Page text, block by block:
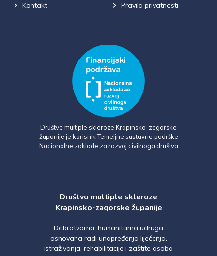
Društvo multiple skleroze Krapinsko-zagorske
županije je korisnik Temeljne sustavne podrške
Nacionalne zaklade za razvoj civilnoga društva
Kontakt Pravila privatnosti
Društvo multiple skleroze
Krapinsko-zagorske županije
Dobrotvorna, humanitarna udruga
osnovana radi unapređenja liječenja,
istraživanja, rehabilitacije i zaštite osoba